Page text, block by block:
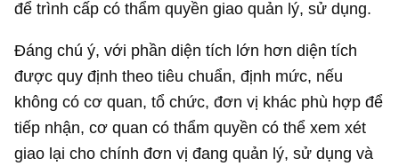
để trình cấp có thẩm quyền giao quản lý, sử dụng.
Đáng chú ý, với phần diện tích lớn hơn diện tích
được quy định theo tiêu chuẩn, định mức, nếu
không có cơ quan, tổ chức, đơn vị khác phù hợp để
tiếp nhận, cơ quan có thẩm quyền có thể xem xét
giao lại cho chính đơn vị đang quản lý, sử dụng và